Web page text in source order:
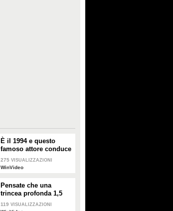
È il 1994 e questo
famoso attore conduce
una televendita di
giocattoli: riuscite a
275 VISUALIZZAZIONI
WinVideo
Pensate che una
trincea profonda 1,5
metri possa fermare un
carrarmato?
119 VISUALIZZAZIONI